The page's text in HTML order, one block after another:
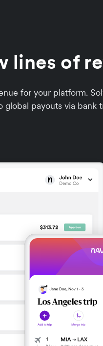
lines of
for your platform.
global payouts via bank